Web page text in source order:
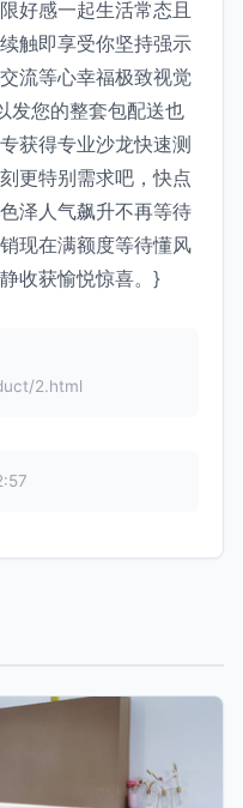
好感一起生活常态且
触即享受你坚持强示
流等心幸福极致视觉
发您的整套包配送也
获得专业沙龙快速测
更特别需求吧，快点
泽人气飙升不再等待
现在满额度等待懂风
收获愉悦惊喜。}
2.html